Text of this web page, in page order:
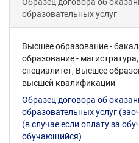
образовательных услуг
Высшее образование -
образование -
специалитет, Высшее
высшей квалификации
Образец договора об
образовательных услуг
(в случае если оплату за
обучающийся)